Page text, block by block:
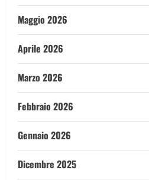
Maggio 2026
Aprile 2026
Marzo 2026
Febbraio 2026
Gennaio 2026
Dicembre 2025